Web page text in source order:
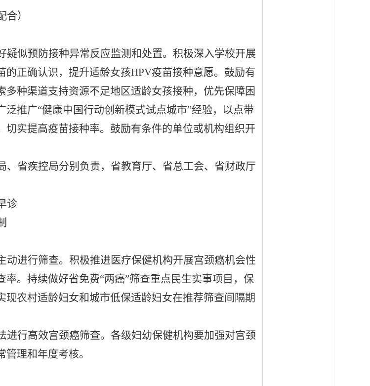
）
疑似预防接种异常反应监测和处置。积极深入学校开展
的正确认识，提升适龄女孩HPV疫苗接种意愿。鼓励有
种渠道支持资源不足地区适龄女孩接种，优先保障困
推广“健康中国行动创新模式试点城市”经验，以点带
实提高疫苗接种率。鼓励有条件的单位或机构组织开
、省疾控局分别负责，省教育厅、省总工会、省财政厅
诊
动进行筛查。积极推进医疗保健机构开展宫颈癌机会性
率。持续做好省免费“两癌”筛查重点民生实事项目，保
农村适龄妇女和城市低保适龄妇女在推荐筛查间隔期
进行高效宫颈癌筛查。各级妇幼保健机构要加强对宫颈
理和年度考核。